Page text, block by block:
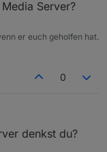
Server?
er euch geholfen hat.
0
denkst du?